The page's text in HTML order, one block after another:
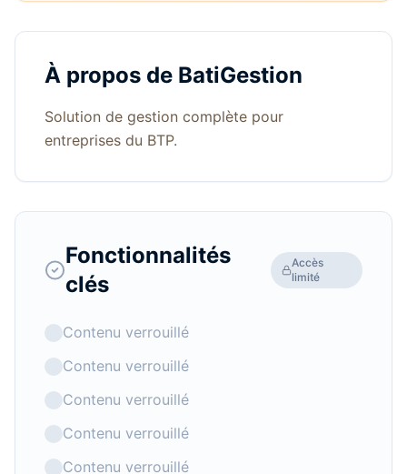
À propos de BatiGestion
Solution de gestion complète pour
entreprises du BTP.
Fonctionnalités
clés
Accès
limité
Contenu verrouillé
Contenu verrouillé
Contenu verrouillé
Contenu verrouillé
Contenu verrouillé